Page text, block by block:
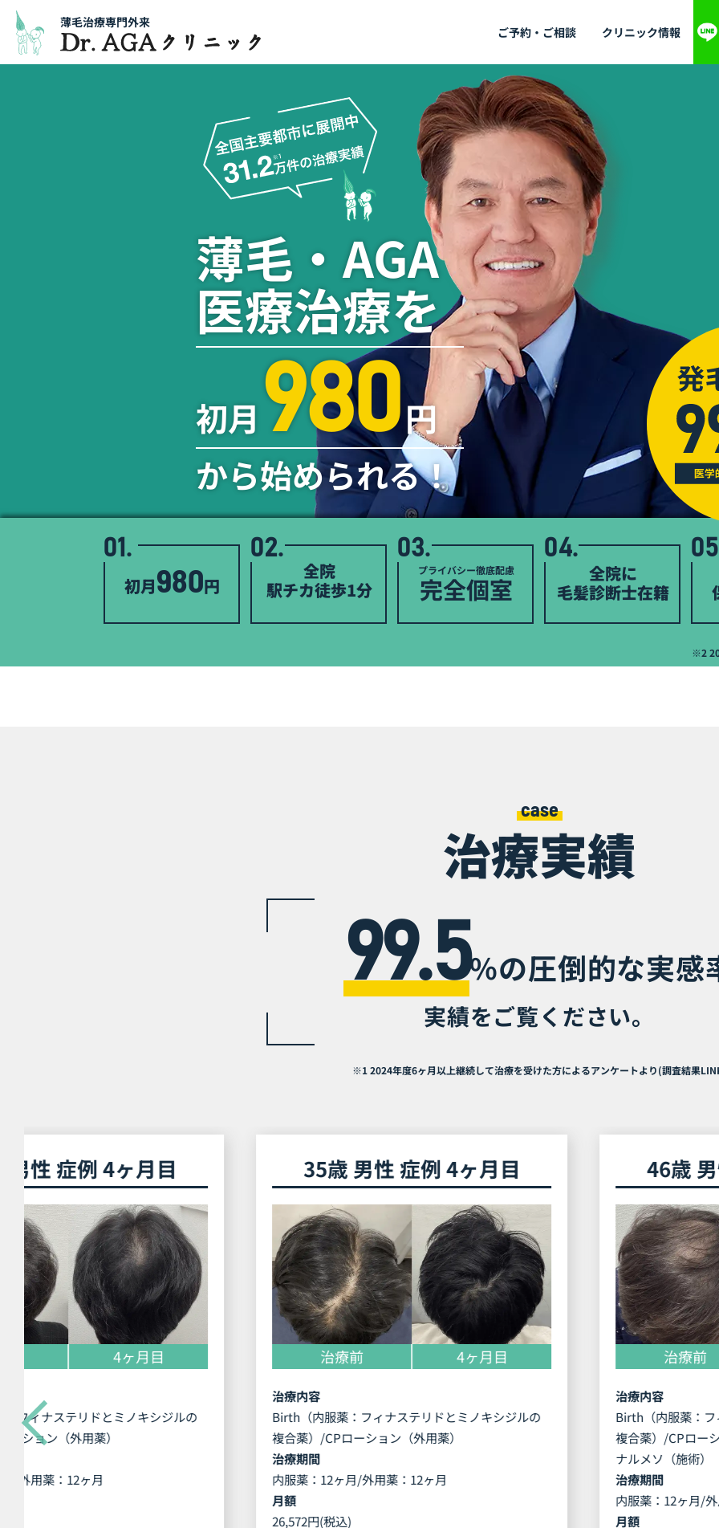
薄毛治療専門外来
ご予約・ご相談 クリニック情報
01.
初月980円
02.
全院
駅チカ徒歩1分
03.
プライバシー徹底配慮
完全個室
04.
全院に
毛髪診断士在籍
※2
薄毛・AGA
医療治療を
初月 980 円
から始められる！
case
治療実績
99.5%の圧倒的な実感
実績をご覧ください。
※1 2024年度6ヶ月以上継続して治療を受けた方によるアンケートより(調査結果
35歳 男性 症例 4ヶ月目
治療前
Birth（内服薬：フィナステリドとミノキシジルの
複合薬）/CPローション（外用薬）
内服薬：12ヶ月/外用薬：12ヶ月
46歳 男性 症例 2ヶ月目
治療前
Birth（内服薬：フィナステリドとミノキシジルの
複合薬）/CPローション（外用薬）/Dr.AGAオリジ
治療期間
内服薬：12ヶ月/外用薬：12ヶ月/施術：4回